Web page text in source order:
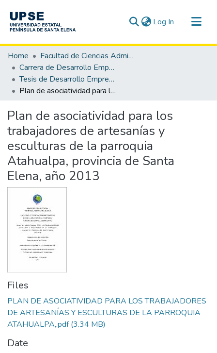
Log In (current)
Communities & Collections
All of DSpace
Statistics
Home
Facultad de Ciencias Administrativas
Carrera de Desarrollo Empresarial
Tesis de Desarrollo Empresarial
Plan de asociatividad para los trabajadores de artesanías y esculturas de la parroquia Atahualpa, provincia de Santa Elena, año 2013
Plan de asociatividad para los
trabajadores de artesanías y
esculturas de la parroquia
Atahualpa, provincia de Santa
Elena, año 2013
Files
PLAN DE ASOCIATIVIDAD PARA LOS TRABAJADORES
DE ARTESANÍAS Y ESCULTURAS DE LA PARROQUIA
ATAHUALPA,.pdf(3.34 MB)
Date